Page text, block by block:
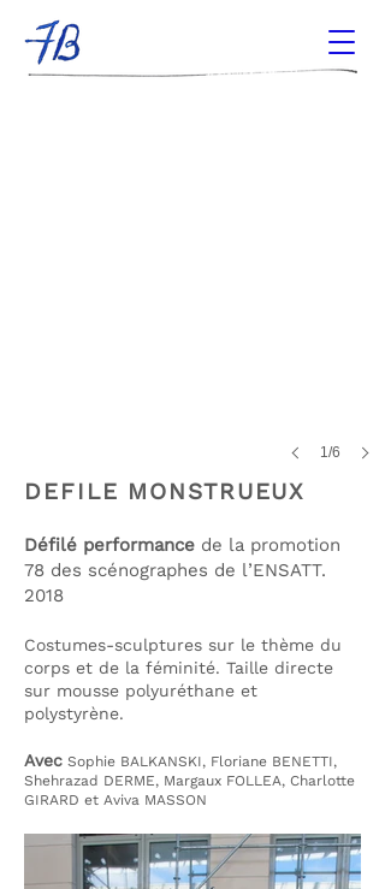
Défilé monstrueux - promotion 78 des scénographes
1/6
DEFILE MONSTRUEUX
Défilé performance de la promotion
78 des scénographes de l’ENSATT.
2018
Costumes-sculptures sur le thème du
corps et de la féminité. Taille directe
sur mousse polyuréthane et
polystyrène.
Avec Sophie BALKANSKI, Floriane BENETTI,
Shehrazad DERME, Margaux FOLLEA, Charlotte
GIRARD et Aviva MASSON